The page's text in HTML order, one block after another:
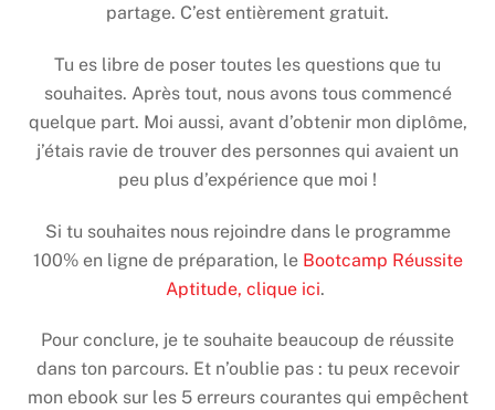
partage. C’est entièrement gratuit.
Tu es libre de poser toutes les questions que tu
souhaites. Après tout, nous avons tous commencé
quelque part. Moi aussi, avant d’obtenir mon diplôme,
j’étais ravie de trouver des personnes qui avaient un
peu plus d’expérience que moi !
Si tu souhaites nous rejoindre dans le programme
100% en ligne de préparation, le Bootcamp Réussite
Aptitude, clique ici.
Pour conclure, je te souhaite beaucoup de réussite
dans ton parcours. Et n’oublie pas : tu peux recevoir
mon ebook sur les 5 erreurs courantes qui empêchent